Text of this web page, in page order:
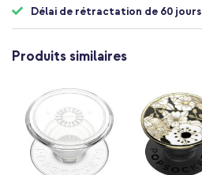
Délai de rétractation de 60 jours
Produits similaires